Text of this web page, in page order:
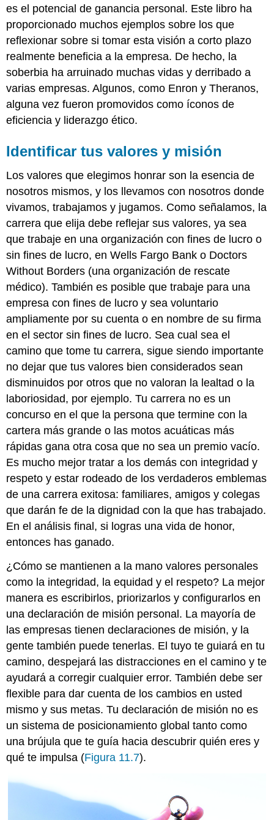
es el potencial de ganancia personal. Este libro ha
proporcionado muchos ejemplos sobre los que
reflexionar sobre si tomar esta visión a corto plazo
realmente beneficia a la empresa. De hecho, la
soberbia ha arruinado muchas vidas y derribado a
varias empresas. Algunos, como Enron y Theranos,
alguna vez fueron promovidos como íconos de
eficiencia y liderazgo ético.
Identificar tus valores y misión
Los valores que elegimos honrar son la esencia de
nosotros mismos, y los llevamos con nosotros donde
vivamos, trabajamos y jugamos. Como señalamos, la
carrera que elija debe reflejar sus valores, ya sea
que trabaje en una organización con fines de lucro o
sin fines de lucro, en Wells Fargo Bank o Doctors
Without Borders (una organización de rescate
médico). También es posible que trabaje para una
empresa con fines de lucro y sea voluntario
ampliamente por su cuenta o en nombre de su firma
en el sector sin fines de lucro. Sea cual sea el
camino que tome tu carrera, sigue siendo importante
no dejar que tus valores bien considerados sean
disminuidos por otros que no valoran la lealtad o la
laboriosidad, por ejemplo. Tu carrera no es un
concurso en el que la persona que termine con la
cartera más grande o las motos acuáticas más
rápidas gana otra cosa que no sea un premio vacío.
Es mucho mejor tratar a los demás con integridad y
respeto y estar rodeado de los verdaderos emblemas
de una carrera exitosa: familiares, amigos y colegas
que darán fe de la dignidad con la que has trabajado.
En el análisis final, si logras una vida de honor,
entonces has ganado.
¿Cómo se mantienen a la mano valores personales
como la integridad, la equidad y el respeto? La mejor
manera es escribirlos, priorizarlos y configurarlos en
una declaración de misión personal. La mayoría de
las empresas tienen declaraciones de misión, y la
gente también puede tenerlas. El tuyo te guiará en tu
camino, despejará las distracciones en el camino y te
ayudará a corregir cualquier error. También debe ser
flexible para dar cuenta de los cambios en usted
mismo y sus metas. Tu declaración de misión no es
un sistema de posicionamiento global tanto como
una brújula que te guía hacia descubrir quién eres y
qué te impulsa (Figura 11.7).